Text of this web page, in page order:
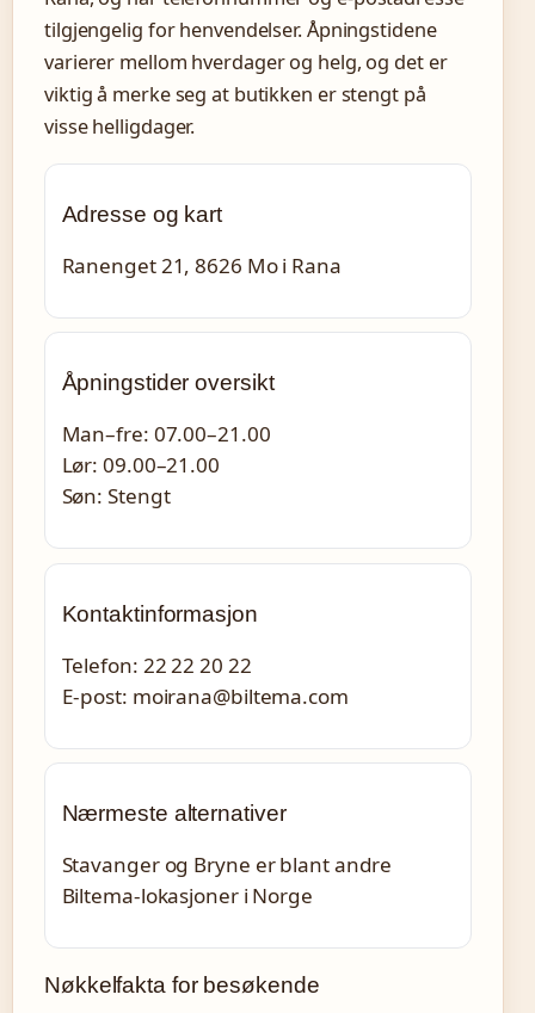
tilgjengelig for henvendelser. Åpningstidene
varierer mellom hverdager og helg, og det er
viktig å merke seg at butikken er stengt på
visse helligdager.
Adresse og kart
Ranenget 21, 8626 Mo i Rana
Åpningstider oversikt
Man–fre: 07.00–21.00
Lør: 09.00–21.00
Søn: Stengt
Kontaktinformasjon
Telefon: 22 22 20 22
E-post: moirana@biltema.com
Nærmeste alternativer
Stavanger og Bryne er blant andre
Biltema-lokasjoner i Norge
Nøkkelfakta for besøkende